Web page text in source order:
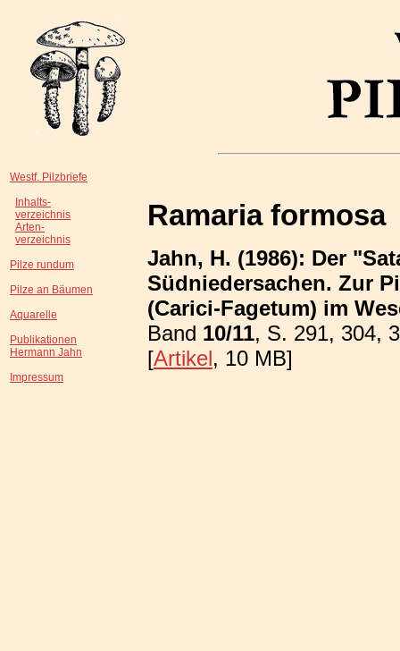
Westf. Pilzbriefe
Inhalts-
verzeichnis
Arten-
verzeichnis
Pilze rundum
Pilze an Bäumen
Aquarelle
Publikationen
Hermann Jahn
Impressum
Ramaria formosa
Jahn, H. (1986): Der
Südniedersachen. Zur
(Carici-Fagetum) im
Band 10/11, S. 291, 304,
[Artikel, 10 MB]